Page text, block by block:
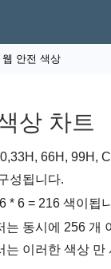
웹 안전 색상
상 차트
66H, 99H,
성됩니다.
* 6 = 216 색이됩
는 동시에 256 개
는 이러한 색상 만